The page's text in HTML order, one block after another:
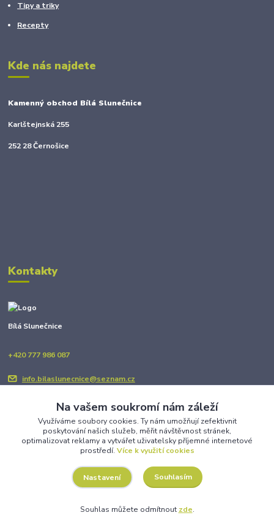
Tipy a triky
Recepty
Kde nás najdete
Kamenný obchod Bílá Slunečnice
Karlštejnská 255
252 28 Černošice
Kontakty
Bílá Slunečnice
+420 777 986 087
info.bilaslunecnice@seznam.cz
Upravit sběr cookies.
Vytvořeno na
Eshop-rychle.cz
Na vašem soukromí nám záleží
Využíváme soubory cookies. Ty nám umožňují zefektivnit
poskytování našich služeb, měřit návštěvnost stránek,
optimalizovat reklamy a vytvářet uživatelsky příjemné internetové
prostředí. Více k využití cookies
Nastavení Souhlasím
Souhlas můžete odmítnout zde.